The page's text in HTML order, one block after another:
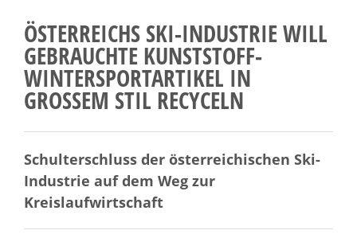
ÖSTERREICHS SKI-INDUSTRIE WILL
GEBRAUCHTE KUNSTSTOFF-
WINTERSPORTARTIKEL IN
GROSSEM STIL RECYCELN
Schulterschluss der österreichischen Ski-
Industrie auf dem Weg zur
Kreislaufwirtschaft